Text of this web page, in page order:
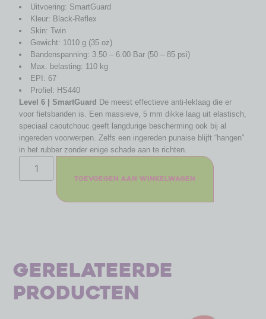
Uitvoering: SmartGuard
Kleur: Black-Reflex
Skin: Twin
Gewicht: 1010 g (35 oz)
Bandenspanning: 3.50 – 6.00 Bar (50 – 85 psi)
Max. belasting: 110 kg
EPI: 67
Profiel: HS440
Level 6 | SmartGuard De meest effectieve anti-leklaag die er
voor fietsbanden is. Een massieve, 5 mm dikke laag uit elastisch,
speciaal caoutchouc geeft langdurige bescherming ook bij al
ingereden voorwerpen. Zelfs een ingereden punaise blijft “hangen”
in het rubber zonder enige schade aan te richten.
Toevoegen aan winkelwagen
Gerelateerde
producten